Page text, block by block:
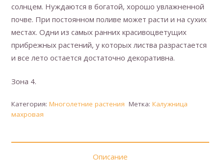
солнцем. Нуждаются в богатой, хорошо увлажненной
почве. При постоянном поливе может расти и на сухих
местах. Одни из самых ранних красивоцветущих
прибрежных растений, у которых листва разрастается
и все лето остается достаточно декоративна.
Зона 4.
Категория: Многолетние растения Метка: Калужница
махровая
Описание